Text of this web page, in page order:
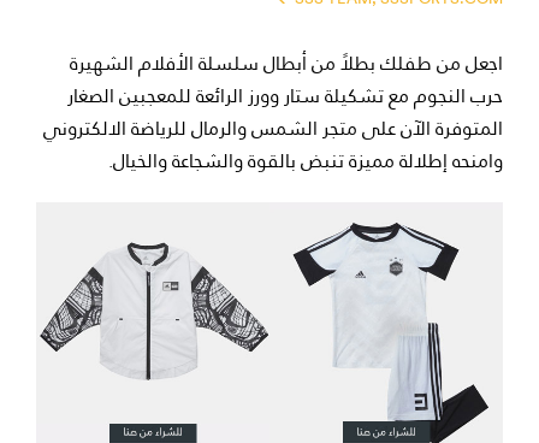
اجعل من طفلك بطلاً من أبطال سلسلة الأفلام الشهيرة
حرب النجوم مع تشكيلة ستار وورز الرائعة للمعجبين الصغار
المتوفرة الآن على متجر الشمس والرمال للرياضة الالكتروني
وامنحه إطلالة مميزة تنبض بالقوة والشجاعة والخيال.